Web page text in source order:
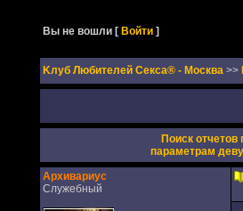
Вы не вошли [Войти ]
Kлуб Любителей Секса® - Москва >>
Поиск отчетов
параметрам
Архивариус
Служебный